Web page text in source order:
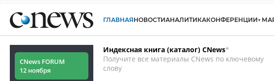
ГЛАВНАЯНОВОСТИАНАЛИТИКАКОНФЕРЕНЦИИ
CNews FORUM
12 ноября
Индексная книга (каталог) CNews*
Получите все материалы CNews по ключевому
слову